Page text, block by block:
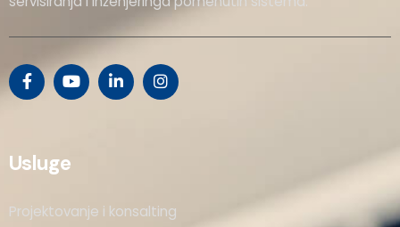
Usluge
Projektovanje i konsalting